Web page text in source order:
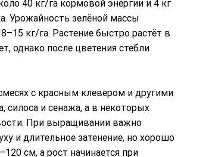
40 кг/га кормовой энергии и 4 кг
Урожайность зелёной массы
кг/га. Растение быстро растёт в
однако после цветения стебли
с красным клевером и другими
силоса и сенажа, а в некоторых
При выращивании важно
и длительное затенение, но хорошо
см, а рост начинается при